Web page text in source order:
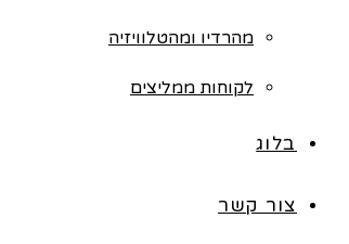
מהרדיו ומהטלוויזיה
לקוחות ממליצים
בלוג
צור קשר